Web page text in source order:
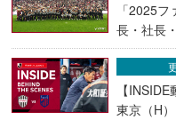
「2025
長・社長
【
東京（H